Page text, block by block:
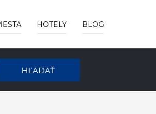
HOTELY BLOG
HĽADAŤ